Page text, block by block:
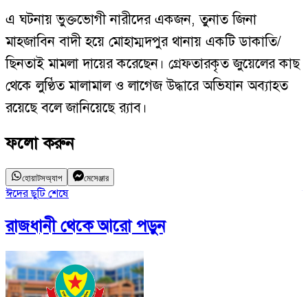
এ ঘটনায় ভুক্তভোগী নারীদের একজন, তুনাত জিনা
মাহজাবিন বাদী হয়ে মোহাম্মদপুর থানায় একটি ডাকাতি/
ছিনতাই মামলা দায়ের করেছেন। গ্রেফতারকৃত জুয়েলের কাছ
থেকে লুণ্ঠিত মালামাল ও লাগেজ উদ্ধারে অভিযান অব্যাহত
রয়েছে বলে জানিয়েছে র‌্যাব।
ফলো করুন
হোয়াটসঅ্যাপ মেসেঞ্জার
ঈদের ছুটি শেষে
রাজধানীথেকে আরো পড়ুন